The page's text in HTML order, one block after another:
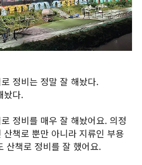
정비는 정말 잘 해놨다.
놨다.
정비를 매우 잘 해놨어요. 의정
산책로 뿐만 아니라 지류인 부용
산책로 정비를 잘 했어요.